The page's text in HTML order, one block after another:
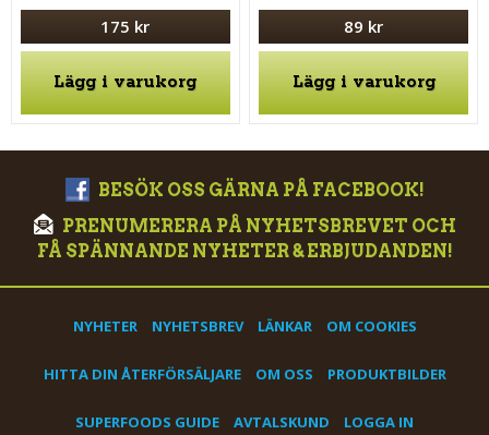
175 kr
Lägg i varukorg
89 kr
Lägg i varukorg
BESÖK OSS GÄRNA PÅ FACEBOOK!
PRENUMERERA PÅ NYHETSBREVET OCH
FÅ SPÄNNANDE NYHETER & ERBJUDANDEN!
NYHETER NYHETSBREV LÄNKAR OM COOKIES
HITTA DIN ÅTERFÖRSÄLJARE OM OSS PRODUKTBILDER
SUPERFOODS GUIDE AVTALSKUND LOGGA IN